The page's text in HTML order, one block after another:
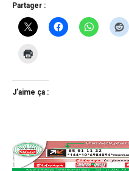
Partager :
J’aime ça :